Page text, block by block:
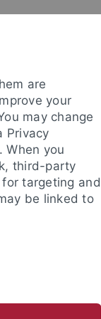
are
your
may change
Privacy
When you
third-party
targeting and
be linked to